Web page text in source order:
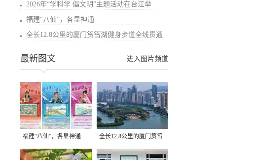
2026年“学科学 倡文明”主题活动在台江举
福建“八仙”，各显神通
全长12.8公里的厦门筼筜湖健身步道全线贯通
进入图片频道
最新图文
福建“八仙”，各显神通 全长12.8公里的厦门筼筜
湖健身步道全线贯通